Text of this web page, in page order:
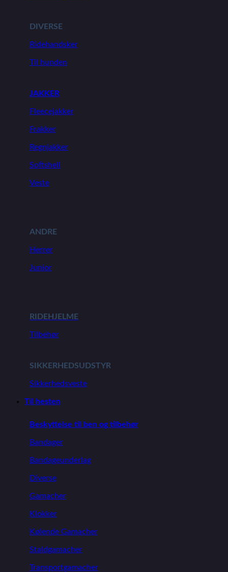
DIVERSE
Ridehandsker
Til hunden
JAKKER
Fleecejakker
Frakker
Regnjakker
Softshell
Veste
ANDRE
Herrer
Junior
RIDEHJELME
Tilbehør
SIKKERHEDSUDSTYR
Sikkerhedsveste
Til hesten
Beskyttelse til ben og tilbehør
Bandager
Bandageunderlag
Diverse
Gamacher
Klokker
Kølende Gamacher
Staldgamacher
Transportgamacher